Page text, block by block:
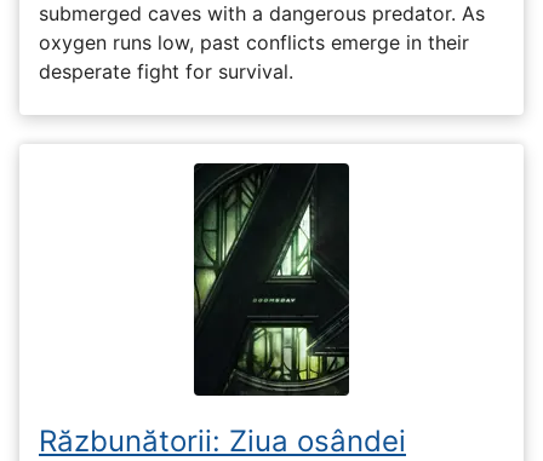
submerged caves with a dangerous predator. As
oxygen runs low, past conflicts emerge in their
desperate fight for survival.
Răzbunătorii: Ziua osândei